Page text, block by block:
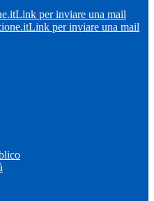
Link per inviare una mail
Link per inviare una mail